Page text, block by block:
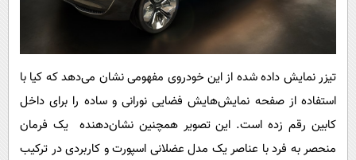
تیزر نمایش داده شده از این خودروی مفهومی نشان می‌دهد که کیا با
استفاده از صفحه نمایش‌هایش فضایی نورانی و ساده را برای داخل
کابین رقم زده است. این تصویر همچنین نشان‌دهنده یک فرمان
منحصر به فرد با عناصر یک مدل عضلانی اسپورت و کاربردی در ترکیب